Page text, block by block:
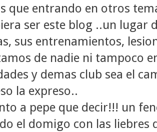
que entrando en otros
ser este blog ..un lugar
sus entrenamientos,
de nadie ni tampoco
y demas club sea el
la expreso..
a pepe que decir!!! un
el domigo con las liebres